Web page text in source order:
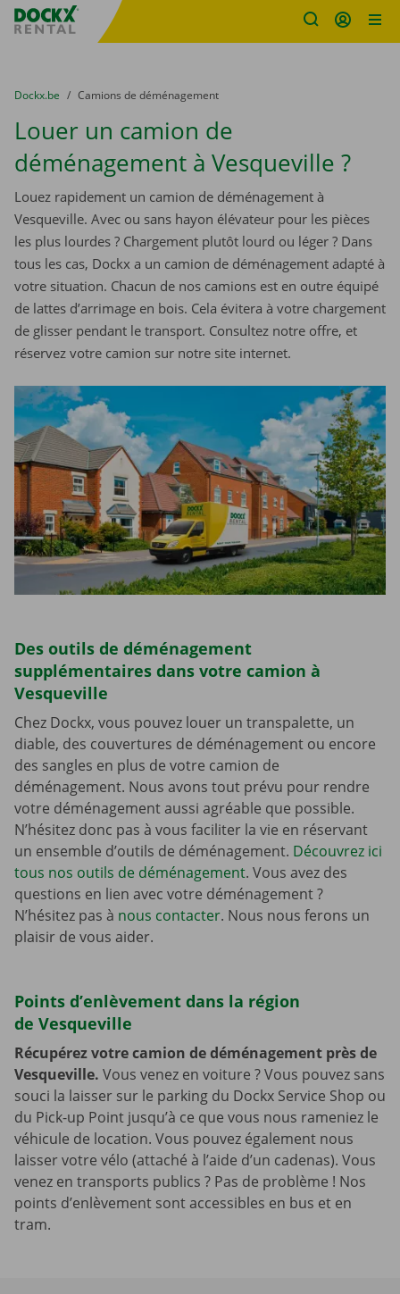
sitename
You are here:
du
Dockx.be to
Camions de déménagement
Louer un camion de
déménagement à Vesqueville ?
Louez rapidement un camion de déménagement à
Vesqueville. Avec ou sans hayon élévateur pour les pièces
les plus lourdes ? Chargement plutôt lourd ou léger ? Dans
tous les cas, Dockx a un camion de déménagement adapté à
votre situation. Chacun de nos camions est en outre équipé
de lattes d’arrimage en bois. Cela évitera à votre chargement
de glisser pendant le transport. Consultez notre offre, et
réservez votre camion sur notre site internet.
Des outils de déménagement
supplémentaires dans votre camion à
Vesqueville
Chez Dockx, vous pouvez louer un transpalette, un
diable, des couvertures de déménagement ou encore
des sangles en plus de votre camion de
déménagement. Nous avons tout prévu pour rendre
votre déménagement aussi agréable que possible.
N’hésitez donc pas à vous faciliter la vie en réservant
un ensemble d’outils de déménagement. Découvrez ici
tous nos outils de déménagement. Vous avez des
questions en lien avec votre déménagement ?
N’hésitez pas à nous contacter. Nous nous ferons un
plaisir de vous aider.
Points d’enlèvement dans la région
de Vesqueville
Récupérez votre camion de déménagement près de
Vesqueville. Vous venez en voiture ? Vous pouvez sans
souci la laisser sur le parking du Dockx Service Shop ou
du Pick-up Point jusqu’à ce que vous nous rameniez le
véhicule de location. Vous pouvez également nous
laisser votre vélo (attaché à l’aide d’un cadenas). Vous
venez en transports publics ? Pas de problème ! Nos
points d’enlèvement sont accessibles en bus et en
tram.